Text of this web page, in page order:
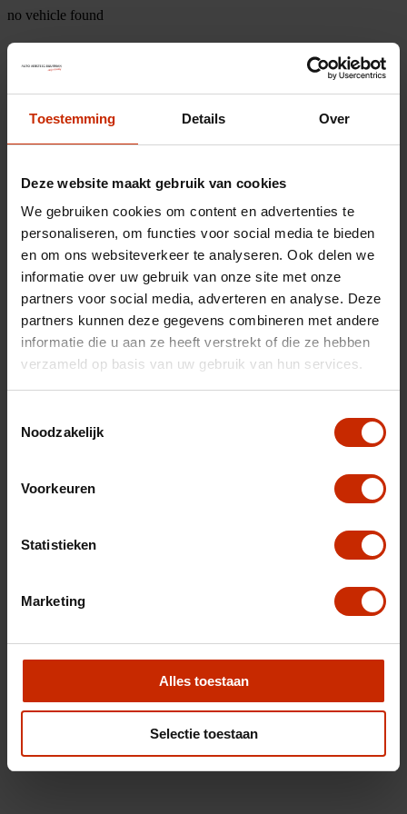
Toestemming Details Over
Deze website maakt gebruik van cookies
We gebruiken cookies om content en advertenties te
personaliseren, om functies voor social media te bieden
en om ons websiteverkeer te analyseren. Ook delen we
informatie over uw gebruik van onze site met onze
partners voor social media, adverteren en analyse. Deze
partners kunnen deze gegevens combineren met andere
informatie die u aan ze heeft verstrekt of die ze hebben
verzameld op basis van uw gebruik van hun services.
Noodzakelijk
Voorkeuren
Statistieken
Marketing
Alles toestaan
Selectie toestaan
no vehicle found